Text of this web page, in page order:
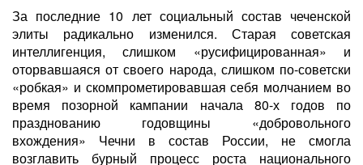
За последние 10 лет социальный состав чеченской
элиты радикально изменился. Старая советская
интеллигенция, слишком «русифицированная» и
оторвавшаяся от своего народа, слишком по-советски
«робкая» и скомпрометировавшая себя молчанием во
время позорной кампании начала 80-х годов по
празднованию годовщины «добровольного
вхождения» Чечни в состав России, не смогла
возглавить бурный процесс роста национального